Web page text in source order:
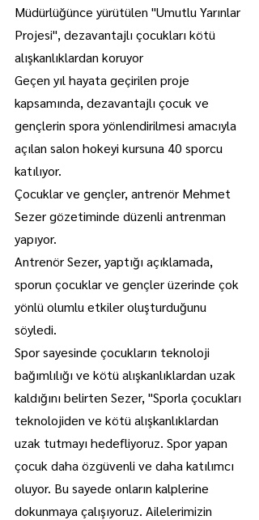
Müdürlüğünce yürütülen "Umutlu Yarınlar
Projesi", dezavantajlı çocukları kötü
alışkanlıklardan koruyor
Geçen yıl hayata geçirilen proje
kapsamında, dezavantajlı çocuk ve
gençlerin spora yönlendirilmesi amacıyla
açılan salon hokeyi kursuna 40 sporcu
katılıyor.
Çocuklar ve gençler, antrenör Mehmet
Sezer gözetiminde düzenli antrenman
yapıyor.
Antrenör Sezer, yaptığı açıklamada,
sporun çocuklar ve gençler üzerinde çok
yönlü olumlu etkiler oluşturduğunu
söyledi.
Spor sayesinde çocukların teknoloji
bağımlılığı ve kötü alışkanlıklardan uzak
kaldığını belirten Sezer, "Sporla çocukları
teknolojiden ve kötü alışkanlıklardan
uzak tutmayı hedefliyoruz. Spor yapan
çocuk daha özgüvenli ve daha katılımcı
oluyor. Bu sayede onların kalplerine
dokunmaya çalışıyoruz. Ailelerimizin